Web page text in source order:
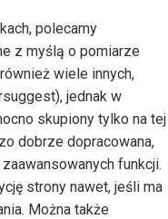
polecamy
z myślą o pomiarze
wiele innych,
jednak w
skupiony tylko na tej
dobrze dopracowana,
funkcji.
strony nawet, jeśli ma
Można także